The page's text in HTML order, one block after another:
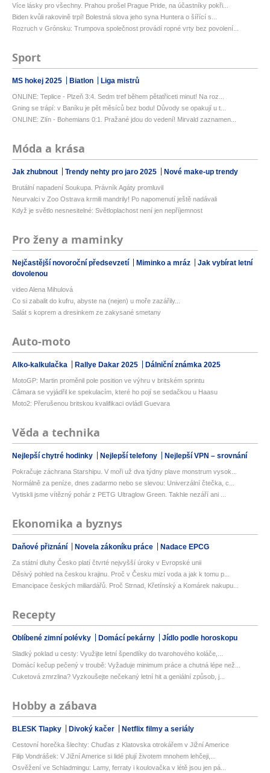
Více lásky pro všechny. Prahou prošel Prague Pride, na účastníky pokři...
Biden kvůli rakovině trpí! Bolestná slova jeho syna Huntera o šířící s...
Rozruch v Grónsku: Trumpova společnost provádí ropné vrty bez povolení...
Sport
MS hokej 2025 Biatlon Liga mistrů
ONLINE: Teplice - Plzeň 3:4. Sedm tref během pětatřiceti minut! Na roz...
Gning se trápí: v Baníku je pět měsíců bez bodu! Důvody se opakují u t...
ONLINE: Zlín - Bohemians 0:1. Pražané jdou do vedení! Mirvald zaznamen...
Móda a krása
Jak zhubnout Trendy nehty pro jaro 2025 Nové make-up trendy
Brutální napadení Soukupa. Právník Agáty promluvil
Neurvalci v Zoo Ostrava krmili mandrily! Po napomenutí ještě nadávali
Když je světlo nesnesitelné: Světloplachost není jen nepříjemnost
Pro ženy a maminky
Nejčastější novoroční předsevzetí Miminko a mráz
Jak vybírat letní
dovolenou
video Alena Mihulová
Co si zabalit do kufru, abyste na (nejen) u moře zazářily...
Salát s koprem a dresinkem ze zakysané smetany
Auto-moto
Alko-kalkulačka Rallye Dakar 2025 Dálniční známka 2025
MotoGP: Martin proměnil pole position ve výhru v britském sprintu
Câmara se vyjádřil ke spekulacím, které ho pojí se sedačkou u Haasu
Moto2: Přerušenou britskou kvalifikaci ovládl Guevara
Věda a technika
Nejlepší chytré hodinky Nejlepší telefony Nejlepší VPN – srovnání
Pokračuje záchrana Starshipu. V moři už dva týdny plave monstrum vysok...
Normálně za peníze, dnes zadarmo nebo se slevou: Univerzální čtečka, c...
Vytiskli jsme vítězný pohár z PETG Ultraglow Green. Takhle nezáří ani ...
Ekonomika a byznys
Daňové přiznání Novela zákoníku práce Nadace EPCG
Za státní dluhy Česko platí čtvrté nejvyšší úroky v Evropské unii
Děsivý pohled na českou krajinu. Proč v Česku mizí voda a jak k tomu p...
Emancipace českých miliardářů. Proč Strnad, Křetínský a Komárek nakupu...
Recepty
Oblíbené zimní polévky Domácí pekárny Jídlo podle horoskopu
Sladký poklad u cesty: Využijte letní špendlíky do tvarohového koláče,...
Domácí kečup pečený v troubě: Vyžaduje minimum práce a chutná lépe než...
Cuketová zmrzlina? Vyzkoušejte nečekaný letní hit a geniální způsob, j...
Hobby a zábava
BLESK Tlapky Divoký kačer Netflix filmy a seriály
Cestovní horečka šlechty: Chuďas z Klatovska otrokářem v Jižní Americe
Filip Vondrášek: V Jižní Americe si lidé plují životem mnohem lehčeji,...
Osvěžení ve Schladmingu: Lamy, ferraty i koulovačka v létě jsou jen pá...